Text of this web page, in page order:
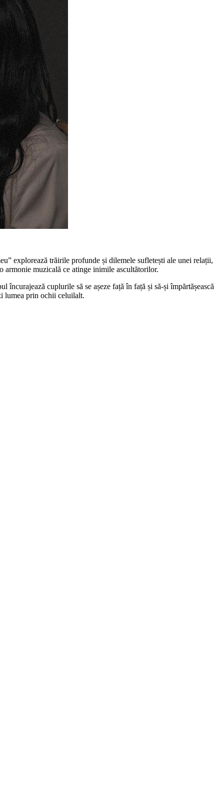
explorează trăirile profunde și dilemele sufletești ale unei relații,
armonie muzicală ce atinge inimile ascultătorilor.
cuplurile să se așeze față în față și să-și împărtășească
lumea prin ochii celuilalt.